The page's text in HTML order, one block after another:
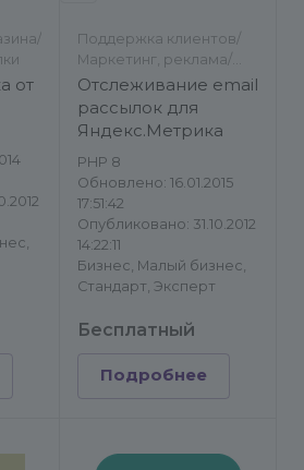
от
Поддержка клиентов/
Маркетинг, реклама/
Статистика сайта/
Подписки и рассылки
Отслеживание email
рассылок для
Яндекс.Метрика
PHP 8
Обновлено: 16.01.2015
17:51:42
Опубликовано: 31.10.2012
14:22:11
Бизнес, Малый бизнес,
Стандарт, Эксперт
Бесплатный
Подробнее